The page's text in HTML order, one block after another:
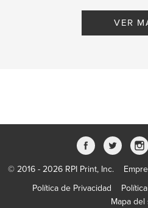
VER
© 2016 - 2026 RPI Print, Inc.
Política de Privacidad
Mapa del